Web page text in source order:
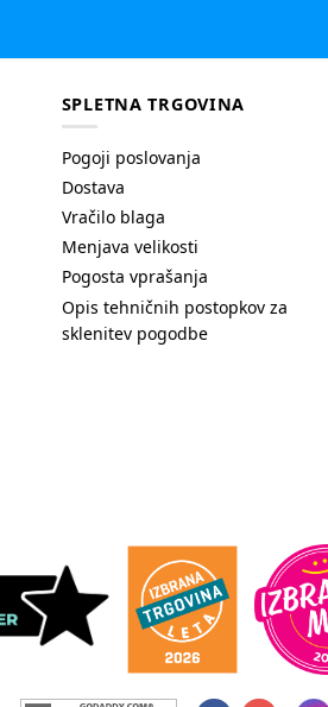
SPLETNA TRGOVINA
Pogoji poslovanja
Dostava
Vračilo blaga
Menjava velikosti
Pogosta vprašanja
Opis tehničnih postopkov za
sklenitev pogodbe